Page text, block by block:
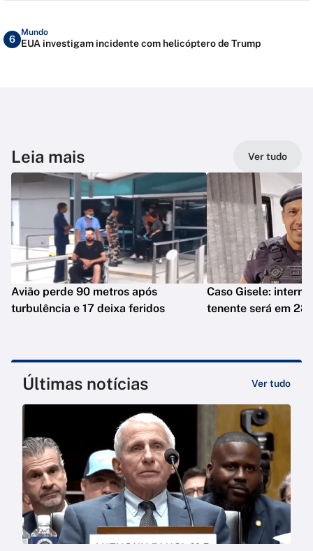
6
Mundo
EUA investigam incidente com helicóptero de Trump
Leia mais Ver tudo
Avião perde 90 metros após
turbulência e 17 deixa feridos
Caso Gisele:
tenente será em 28
Últimas notícias Ver tudo